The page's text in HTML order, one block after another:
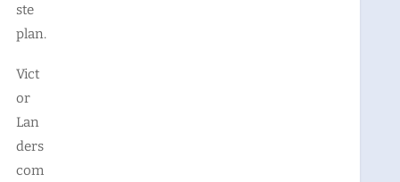
ste
plan.
Vict
or
Lan
ders
com